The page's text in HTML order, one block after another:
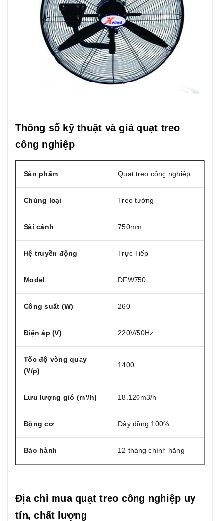
Thông số kỹ thuật và giá quạt treo
công nghiệp
Sản phẩm Quạt treo công nghiệp
Chủng loại Treo tường
Sải cánh 750mm
Hệ truyền động Trực Tiếp
Model DFW750
Công suất (W) 260
Điện áp (V) 220V/50Hz
Tốc độ vòng quay
(V/p)
1400
Lưu lượng gió (m³/h) 18.120m3/h
Động cơ Dây đồng 100%
Bảo hành 12 tháng chính hãng
Địa chỉ mua quạt treo công nghiệp uy
tín, chất lượng